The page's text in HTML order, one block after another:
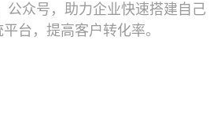
公众号，助力企业快速搭建自己
台，提高客户转化率。